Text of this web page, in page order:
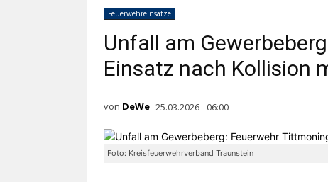
Feuerwehreinsätze
Unfall am
Einsatz nach Kollision
von DeWe 25.03.2026 - 06:00
Foto: Kreisfeuerwehrverband Traunstein